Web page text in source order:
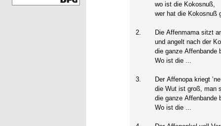
wo ist die Kokosnuß,
wer hat die Kokosnuß
2.
Die Affenmama sitzt
und angelt nach der
die ganze Affenbande
Wo ist die ...
3.
Der Affenopa kriegt
die Wut ist groß, man
die ganze Affenbande
Wo ist die ...